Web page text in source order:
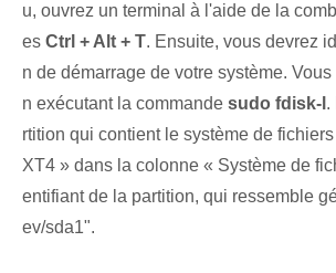
u, ouvrez un terminal à l'aide de la
es Ctrl‍ +⁢ Alt + T. ‌Ensuite, vous devrez
n de démarrage de votre système.
n exécutant la commande sudo fdisk-l .
rtition qui contient le système de
XT4 » dans la colonne « Système de
entifiant de la partition, qui ressemble
ev/sda1".